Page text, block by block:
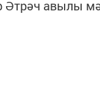
Әтрәч авылы